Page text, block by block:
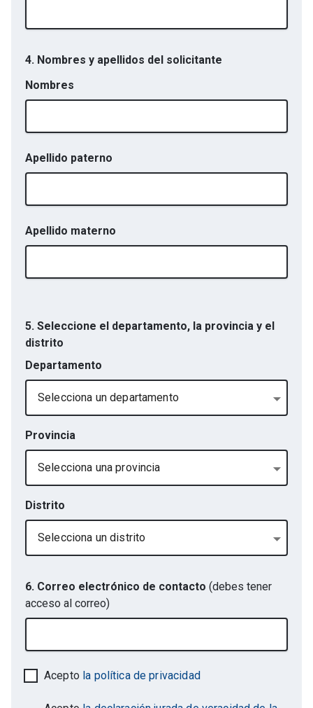
4. Nombres y apellidos del solicitante
Nombres
Apellido paterno
Apellido materno
5. Seleccione el departamento, la provincia y el
distrito
Departamento
Selecciona un departamento
Provincia
Selecciona una provincia
Distrito
Selecciona un distrito
6. Correo electrónico de contacto (debes tener
acceso al correo)
Acepto la política de privacidad